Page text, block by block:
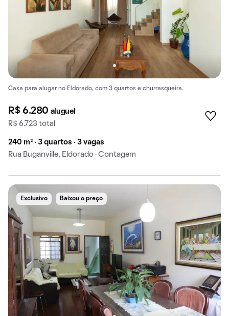
Casa para alugar no Eldorado, com 3 quartos e churrasqueira.
R$ 6.280 aluguel
R$ 6.723 total
240 m² · 3 quartos · 3 vagas
Rua Buganville, Eldorado · Contagem
Exclusivo Baixou o preço